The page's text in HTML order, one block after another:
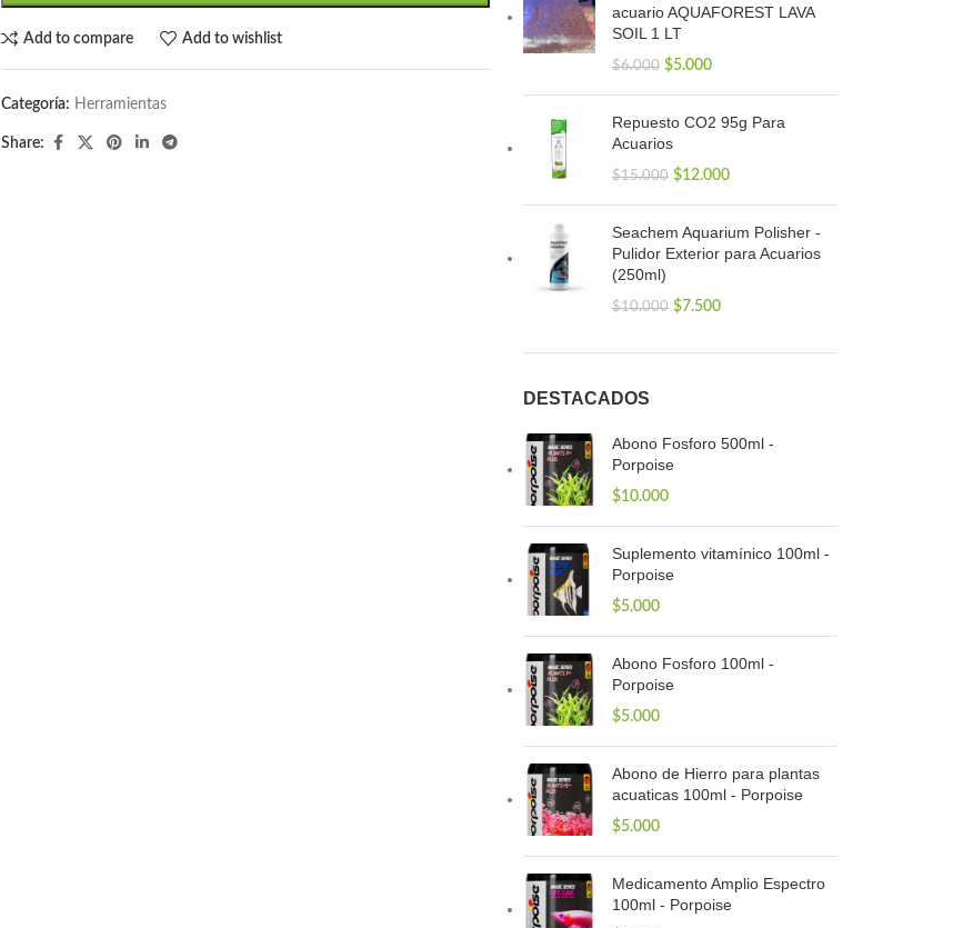
Add to compare Add to wishlist
Categoría: Herramientas
Share:
acuario AQUAFOREST LAVA
SOIL 1 LT
$6.000 $5.000
Repuesto CO2 95g Para
Acuarios
$15.000 $12.000
Seachem Aquarium Polisher -
Pulidor Exterior para Acuarios
(250ml)
$10.000 $7.500
DESTACADOS
Abono Fosforo 500ml -
Porpoise
$10.000
Suplemento vitamínico 100ml -
Porpoise
$5.000
Abono Fosforo 100ml -
Porpoise
$5.000
Abono de Hierro para plantas
acuaticas 100ml - Porpoise
$5.000
Medicamento Amplio Espectro
100ml - Porpoise